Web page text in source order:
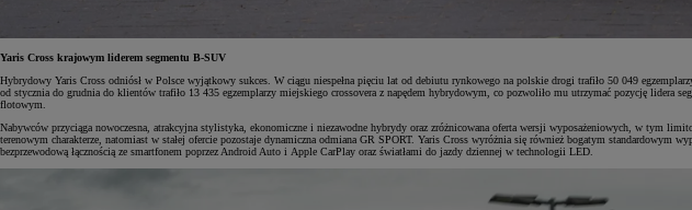
Yaris Cross krajowym liderem segmentu B-SUV
Hybrydowy Yaris Cross odniósł w Polsce wyjątkowy sukces. W ciągu niespełna pięciu lat od debiutu rynkowego na polskie drogi trafiło 50 049
od stycznia do grudnia do klientów trafiło 13 435 egzemplarzy miejskiego crossovera z napędem hybrydowym, co pozwoliło mu utrzymać pozycję
flotowym.
Nabywców przyciąga nowoczesna, atrakcyjna stylistyka, ekonomiczne i niezawodne hybrydy oraz zróżnicowana oferta wersji wyposażeniowych, w tym
terenowym charakterze, natomiast w stałej ofercie pozostaje dynamiczna odmiana GR SPORT. Yaris Cross wyróżnia się również bogatym
bezprzewodową łącznością ze smartfonem poprzez Android Auto i Apple CarPlay oraz światłami do jazdy dziennej w technologii LED.